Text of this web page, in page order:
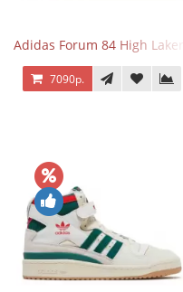
Adidas Forum 84 High Lakers
7090р.